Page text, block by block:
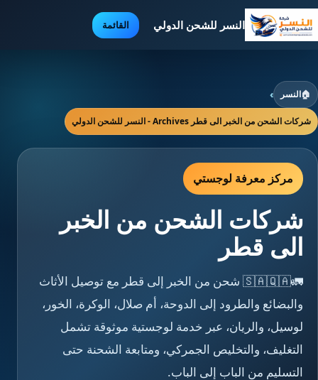
النسر للشحن الدولي القائمة
🏠النسر ›
شركات الشحن من الخبر الى قطر Archives - النسر للشحن الدولي
مركز معرفة لوجستي
شركات الشحن من الخبر
الى قطر
🚛🇸🇦🇶🇦 شحن من الخبر إلى قطر مع توصيل الأثاث
والبضائع والطرود إلى الدوحة، أم صلال، الوكرة، الخور،
لوسيل، والريان، عبر خدمة لوجستية موثوقة تشمل
التغليف، والتخليص الجمركي، ومتابعة الشحنة حتى
التسليم من الباب إلى الباب.